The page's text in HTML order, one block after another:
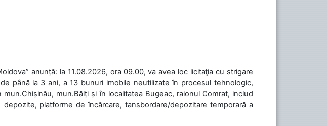
anunță: la 11.08.2026, ora 09.00, va avea loc licitaţia cu strigare
până la 3 ani, a 13 bunuri imobile neutilizate în procesul tehnologic,
mun.Bălți și în localitatea Bugeac, raionul Comrat, includ
platforme de încărcare, tansbordare/depozitare temporară a